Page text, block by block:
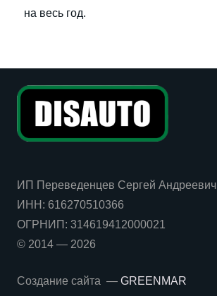
на весь год.
ИП Переведенцев Сергей Андреевич
ИНН: 616270510366
ОГРНИП: 314619412000021
© 2014 — 2026
Создание сайта — GREENMAR